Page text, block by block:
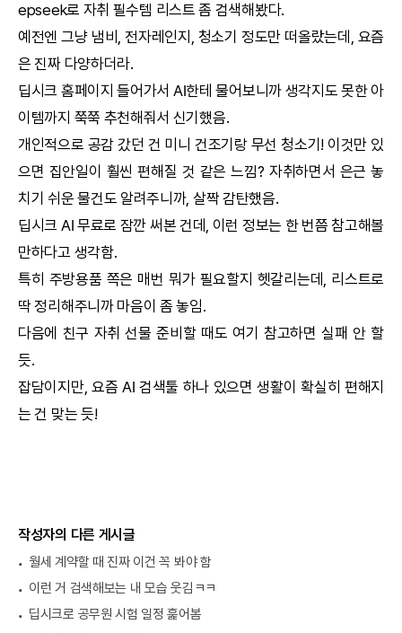
epseek로 자취 필수템 리스트 좀 검색해봤다.
예전엔 그냥 냄비, 전자레인지, 청소기 정도만 떠올랐는데, 요즘
은 진짜 다양하더라.
딥시크 홈페이지 들어가서 AI한테 물어보니까 생각지도 못한 아
이템까지 쭉쭉 추천해줘서 신기했음.
개인적으로 공감 갔던 건 미니 건조기랑 무선 청소기! 이것만 있
으면 집안일이 훨씬 편해질 것 같은 느낌? 자취하면서 은근 놓
치기 쉬운 물건도 알려주니까, 살짝 감탄했음.
딥시크 AI 무료로 잠깐 써본 건데, 이런 정보는 한 번쯤 참고해볼
만하다고 생각함.
특히 주방용품 쪽은 매번 뭐가 필요할지 헷갈리는데, 리스트로
딱 정리해주니까 마음이 좀 놓임.
다음에 친구 자취 선물 준비할 때도 여기 참고하면 실패 안 할
듯.
잡담이지만, 요즘 AI 검색툴 하나 있으면 생활이 확실히 편해지
는 건 맞는 듯!
작성자의 다른 게시글
월세 계약할 때 진짜 이건 꼭 봐야 함
이런 거 검색해보는 내 모습 웃김ㅋㅋ
딥시크로 공무원 시험 일정 훑어봄